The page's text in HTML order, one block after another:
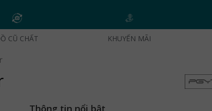
CŨ CHẤT KHUYẾN MÃI
Thông tin nổi bật